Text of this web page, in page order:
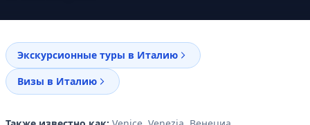
Экскурсионные туры в Италию
Визы в Италию